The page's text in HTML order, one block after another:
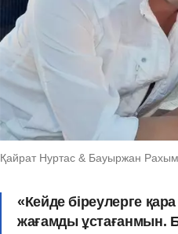
Қайрат Нуртас & Бауыржан
«Кейде біреулерге
жағамды ұстағанмын.